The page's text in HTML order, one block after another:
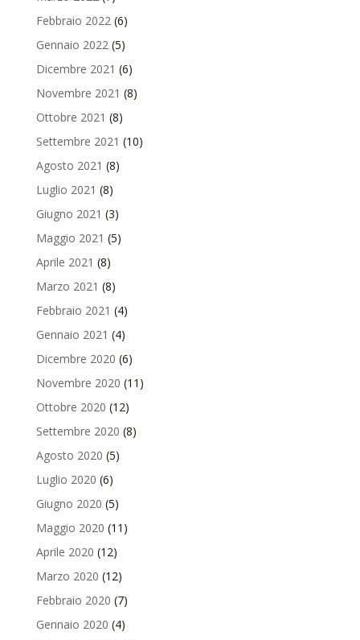
Febbraio 2022(6)
Gennaio 2022(5)
Dicembre 2021 (6)
Novembre 2021 (8)
Ottobre 2021 (8)
Settembre 2021 (10)
Agosto 2021 (8)
Luglio 2021 (8)
Giugno 2021 (3)
Maggio 2021 (5)
Aprile 2021 (8)
Marzo 2021 (8)
Febbraio 2021 (4)
Gennaio 2021 (4)
Dicembre 2020 (6)
Novembre 2020 (11)
Ottobre 2020 (12)
Settembre 2020 (8)
Agosto 2020 (5)
Luglio 2020 (6)
Giugno 2020 (5)
Maggio 2020 (11)
Aprile 2020 (12)
Marzo 2020 (12)
Febbraio 2020 (7)
Gennaio 2020 (4)